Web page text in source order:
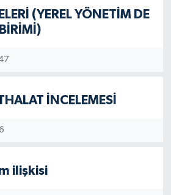
(YEREL YÖNETİM DE
İNCELEMESİ
ilişkisi